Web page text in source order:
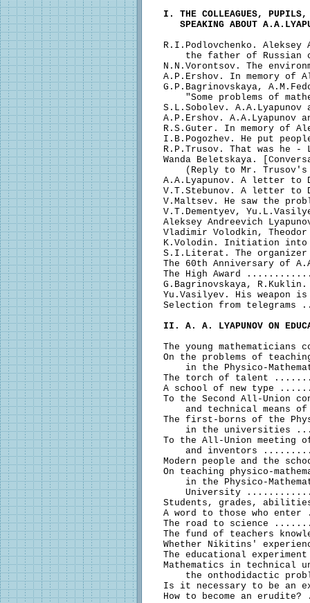
I. THE COLLEAGUES, PUPILS,
SPEAKING ABOUT
R.I.Podlovchenko. Aleksey
the father of Russian
N.N.Vorontsov. The
A.P.Ershov. In memory of
G.P.Bagrinovskaya,
"Some problems of
S.L.Sobolev. A.A.Lyapunov
A.P.Ershov. A.A.Lyapunov
R.S.Guter. In memory of
I.B.Pogozhev. He put
R.P.Trusov. That was he -
Wanda Beletskaya.
(Reply to Mr.
A.A.Lyapunov. A letter to
V.T.Stebunov. A letter to
V.Maltsev. He saw the
V.T.Dementyev,
Aleksey Andreevich
Vladimir Volodkin,
K.Volodin. Initiation
S.I.Literat. The
The 60th Anniversary of
The High Award
G.Bagrinovskaya,
Yu.Vasilyev. His weapon
Selection from telegrams
II. A. A. LYAPUNOV ON
The young mathematicians
On the problems of
in the Physico-
The torch of talent
A school of new type
To the Second All-Union
and technical means
The first-borns of the
in the universities
To the All-Union meeting
and inventors
Modern people and the
On teaching physico-
in the Physico-
University
Students, grades,
A word to those who enter
The road to science
The fund of teachers
Whether Nikitins'
The educational
Mathematics in technical
the onthodidactic
Is it necessary to be an
How to become an erudite?